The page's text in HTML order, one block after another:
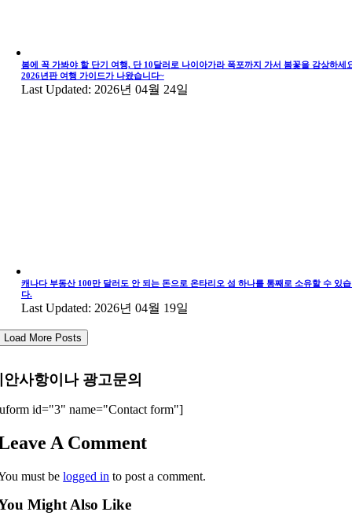
봄에 꼭 가봐야 할 단기 여행, 단 10달러로 나이아가라 폭포까지 가서 봄꽃을 감상하세
2026년판 여행 가이드가 나왔습니다~
Last Updated: 2026년 04월 24일
캐나다 부동산 100만 달러도 안 되는 돈으로 온타리오 섬 하나를 통째로 소유할 수 있
다.
Last Updated: 2026년 04월 19일
Load More Posts
안사항이나 광고문의
id="3" name="Contact form"]
A Comment
must belogged in to post a comment.
Might Also Like